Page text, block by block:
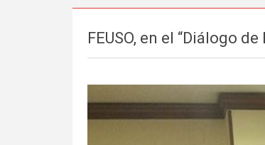
FEUSO, en el “Diálogo